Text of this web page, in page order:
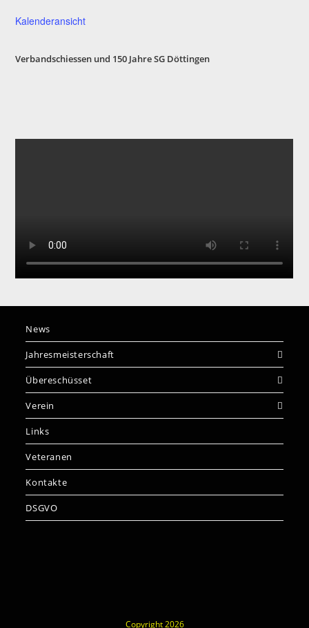
Kalenderansicht
Verbandschiessen und 150 Jahre SG Döttingen
News
Jahresmeisterschaft
Übereschüsset
Verein
Links
Veteranen
Kontakte
DSGVO
Copyright 2026